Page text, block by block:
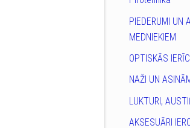
PIEDERUMI UN
MEDNIEKIEM
OPTISKĀS
NAŽI UN
LUKTURI,
AKSESUĀRI